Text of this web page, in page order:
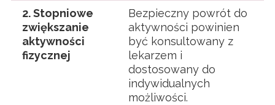
2. Stopniowe
zwiększanie
aktywności
fizycznej
Bezpieczny powrót do
aktywności powinien
być konsultowany z
lekarzem i
dostosowany do
indywidualnych
możliwości.